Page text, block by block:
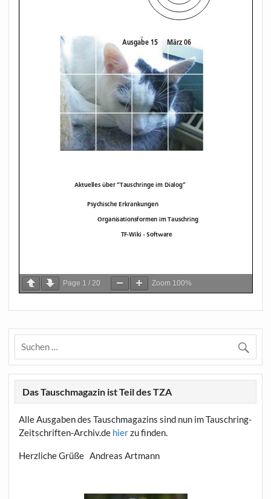
Page 1 / 20 Zoom 100%
Das Tauschmagazin ist Teil des TZA
Alle Ausgaben des Tauschmagazins sind nun im Tauschring-
Zeitschriften-Archiv.de hierzu finden.
Herzliche Grüße Andreas Artmann